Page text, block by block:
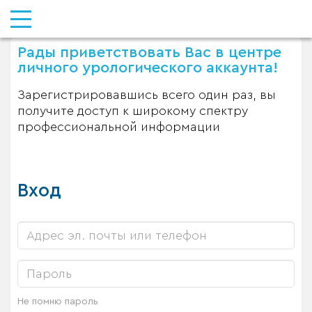
Рады приветствовать Вас в центре
личного урологического аккаунта!
Зарегистрировавшись всего один раз, вы
получите доступ к широкому спектру
профессиональной информации
Вход
Не помню пароль